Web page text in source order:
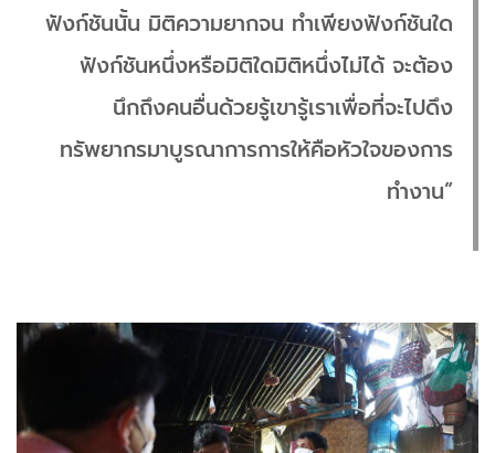
ฟังก์ชันนั้น มิติความยากจน ทำเพียงฟังก์ชันใด
ฟังก์ชันหนึ่งหรือมิติใดมิติหนึ่งไม่ได้ จะต้อง
นึกถึงคนอื่นด้วยรู้เขารู้เราเพื่อที่จะไปดึง
ทรัพยากรมาบูรณาการการให้คือหัวใจของการ
ทำงาน”